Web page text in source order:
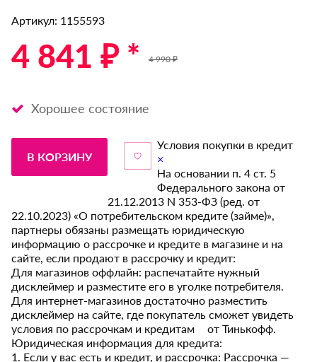
Артикул: 1155593
4 841 ₽ * 4 990 ₽
Хорошее состояние
В КОРЗИНУ
Условия покупки в кредит
×
На основании п. 4 ст. 5
Федерального закона от
21.12.2013 N 353-ФЗ (ред. от
22.10.2023) «О потребительском кредите (займе)»,
партнеры обязаны размещать юридическую
информацию о рассрочке и кредите в магазине и на
сайте, если продают в рассрочку и кредит:
Для магазинов оффлайн: распечатайте нужный
дисклеймер и разместите его в уголке потребителя.
Для интернет-магазинов достаточно разместить
дисклеймер на сайте, где покупатель сможет увидеть
условия по рассрочкам и кредитам от Тинькофф.
Юридическая информация для кредита:
1. Если у вас есть и кредит, и рассрочка: Рассрочка —